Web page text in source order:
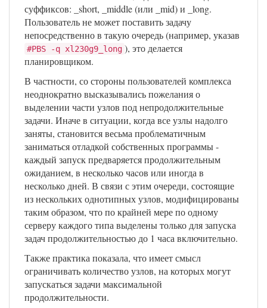
суффиксов: _short, _middle (или _mid) и _long.
Пользователь не может поставить задачу
непосредственно в такую очередь (например, указав
#PBS -q xl230g9_long ), это делается
планировщиком.
В частности, со стороны пользователей комплекса
неоднократно высказывались пожелания о
выделении части узлов под непродолжительные
задачи. Иначе в ситуации, когда все узлы надолго
заняты, становится весьма проблематичным
заниматься отладкой собственных программы -
каждый запуск предваряется продолжительным
ожиданием, в несколько чаcов или иногда в
несколько дней. В связи с этим очереди, состоящие
из нескольких однотипных узлов, модифицированы
таким образом, что по крайней мере по одному
серверу каждого типа выделены только для запуска
задач продолжительностью до 1 часа включительно.
Также практика показала, что имеет смысл
ограничивать количество узлов, на которых могут
запускаться задачи максимальной
продолжительности.